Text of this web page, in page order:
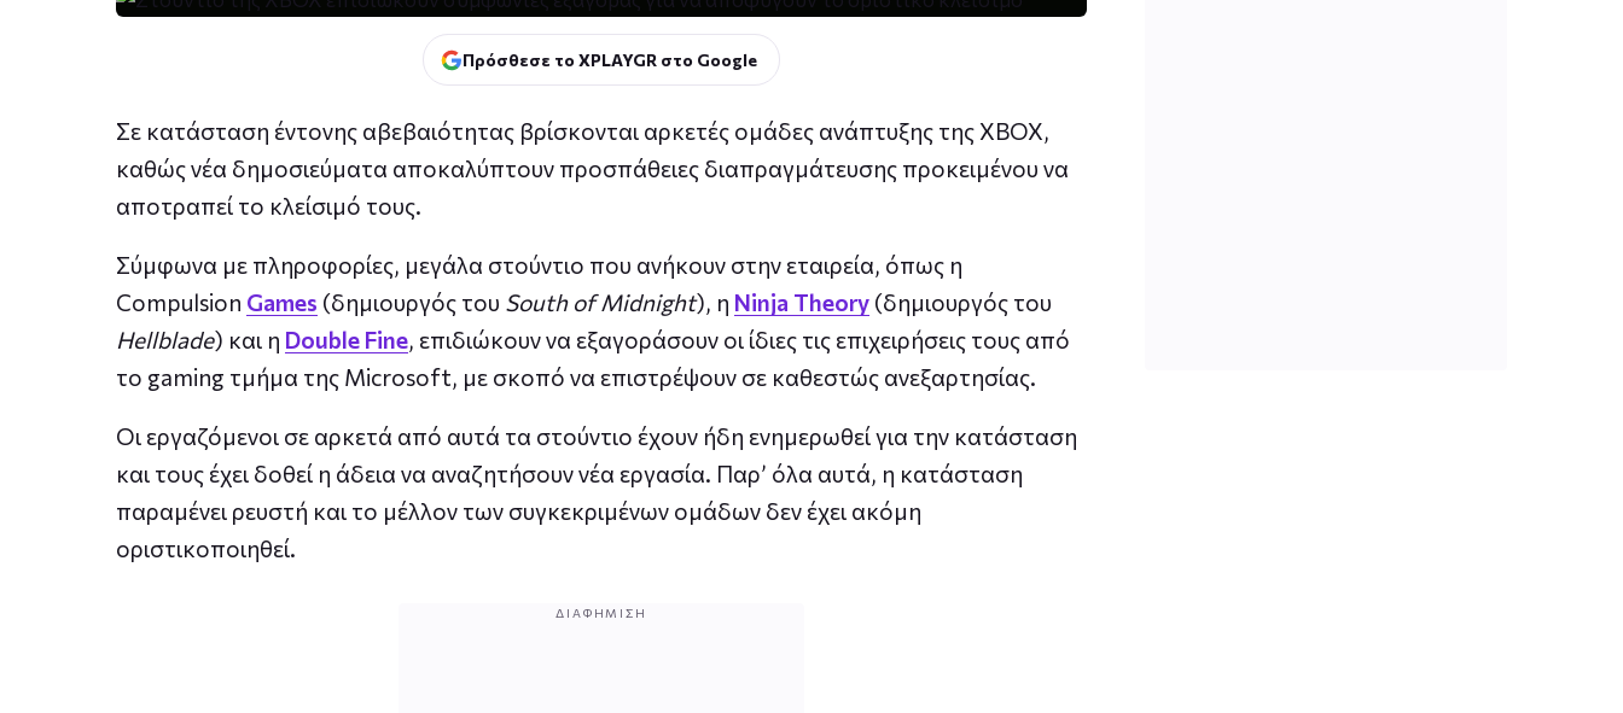
Πρόσθεσε το XPLAYGR στο Google
Σε κατάσταση έντονης αβεβαιότητας βρίσκονται αρκετές ομάδες ανάπτυξης της XBOX,
καθώς νέα δημοσιεύματα αποκαλύπτουν προσπάθειες διαπραγμάτευσης προκειμένου να
αποτραπεί το κλείσιμό τους.
Σύμφωνα με πληροφορίες, μεγάλα στούντιο που ανήκουν στην εταιρεία, όπως η
Compulsion Games (δημιουργός του South of Midnight), η Ninja Theory (δημιουργός του
Hellblade) και η Double Fine, επιδιώκουν να εξαγοράσουν οι ίδιες τις επιχειρήσεις τους από
το gaming τμήμα της Microsoft, με σκοπό να επιστρέψουν σε καθεστώς ανεξαρτησίας.
Οι εργαζόμενοι σε αρκετά από αυτά τα στούντιο έχουν ήδη ενημερωθεί για την κατάσταση
και τους έχει δοθεί η άδεια να αναζητήσουν νέα εργασία. Παρ’ όλα αυτά, η κατάσταση
παραμένει ρευστή και το μέλλον των συγκεκριμένων ομάδων δεν έχει ακόμη
οριστικοποιηθεί.
ΔΙΑΦΉΜΙΣΗ